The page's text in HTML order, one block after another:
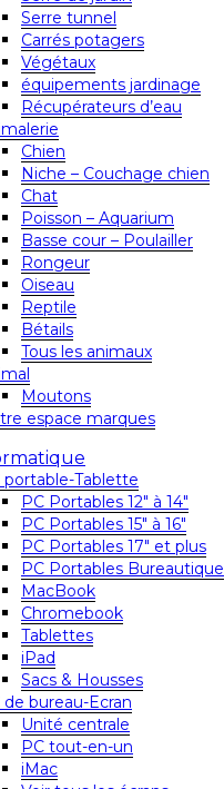
Serre tunnel
Carrés potagers
Végétaux
équipements jardinage
Récupérateurs d’eau
Chien
Niche – Couchage chien
Chat
Poisson – Aquarium
Basse cour – Poulailler
Rongeur
Oiseau
Reptile
Bétails
Tous les animaux
Moutons
espace marques
portable-Tablette
PC Portables 12″ à 14″
PC Portables 15″ à 16″
PC Portables 17″ et plus
PC Portables Bureautique
MacBook
Chromebook
Tablettes
iPad
Sacs & Housses
de bureau-Ecran
Unité centrale
PC tout-en-un
iMac